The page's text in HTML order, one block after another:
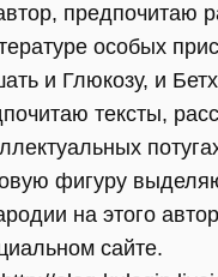
предпочитаю
особых
и Глюкозу, и
тексты,
фигуру
на этого
сайте.